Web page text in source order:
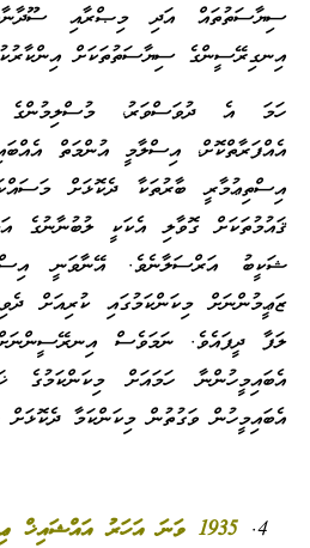
ސިޔާސަތުތައް އަދި މިޞްރާއި
އިނގިރޭސީންގެ ސިޔާސަތުތަކަށް
ހަމަ އެ ދުވަސްވަރު،
އެއްފަރާތްކޮށް، އިސްލާމީ އުންމަތް
އިސްތިޢުމާރީ ބާރުތަކާ ދެކޮޅަށް
ޤައުމުތަކަށް ގޮވާލި އެކަކީ ލުބުނާނުގެ
ޝަކީބު އަރްސަލާނެވެ. އޭނާވަނީ
ޒަޢީމުންނަށް މިކަންކަމުގައި ކުރިއަށް
ލަފާ ދީފައެވެ. ނަމަވެސް
އެބައިމީހުންނާ ހަމައަށް މިކަންކަމުގެ
އެބައިމީހުން ވަގުތުން މިކަންކަމާ
1935 ވަނަ އަހަރު